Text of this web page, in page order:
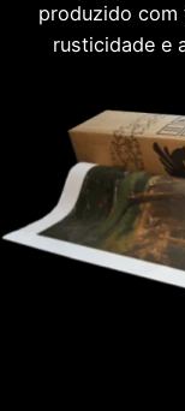
produzido com
rusticidade e